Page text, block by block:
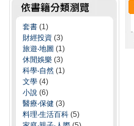
套書 (1)
財經投資 (3)
旅遊‧地圖 (1)
休閒娛樂 (3)
科學‧自然 (1)
文學 (4)
小說 (6)
醫療‧保健 (3)
料理‧生活百科 (5)